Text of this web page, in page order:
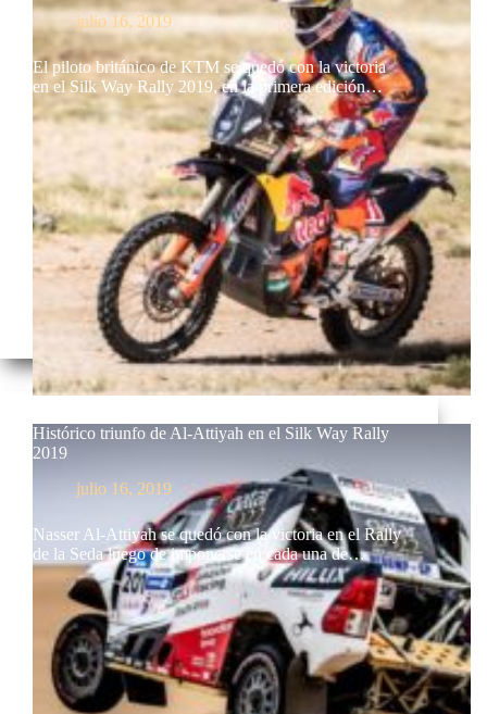
julio 16, 2019
El piloto británico de KTM se quedó con la victoria
en el Silk Way Rally 2019, en la primera edición…
Histórico triunfo de Al-Attiyah en el Silk Way Rally
2019
julio 16, 2019
Nasser Al-Attiyah se quedó con la victoria en el Rally
de la Seda luego de imponerse en cada una de…